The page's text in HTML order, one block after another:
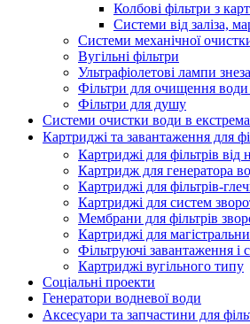
Колбові фільтри з
Системи від заліза,
Системи механічної
Вугільні фільтри
Ультрафіолетові лампи
Фільтри для очищення води
Фільтри для душу
Системи очистки води в
Картриджі та завантаження для
Картриджі для фільтрів від
Картридж для генератора
Картриджі для фільтрів-
Картриджі для систем
Мембрани для фільтрів
Картриджі для
Фільтруючі завантаження і
Картриджі вугільного типу
Соціальні проекти
Генератори водневої води
Аксесуари та запчастини для